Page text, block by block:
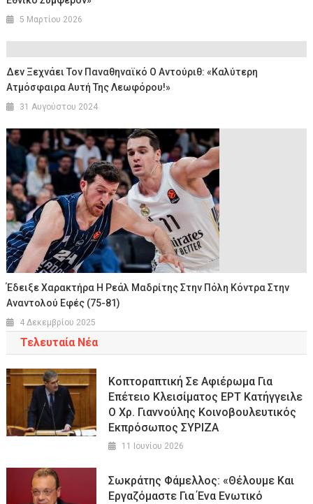
5 Μαρτίου 2026
Δεν Ξεχνάει Τον Παναθηναϊκό Ο Αντούριθ: «Καλύτερη
Ατμόσφαιρα Αυτή Της Λεωφόρου!»
31 Αυγούστου 2024
Έδειξε Χαρακτήρα Η Ρεάλ Μαδρίτης Στην Πόλη Κόντρα Στην
Αναντολού Εφές (75-81)
4 Δεκεμβρίου 2025
Τελευταία Νέα
Κοπτοραπτική Σε Αφιέρωμα Για
Επέτειο Κλεισίματος ΕΡΤ Κατήγγειλε
Ο Χρ. Γιαννούλης Κοινοβουλευτικός
Εκπρόσωπος ΣΥΡΙΖΑ
11 Ιουνίου 2026
Σωκράτης Φάμελλος: «Θέλουμε Και
Εργαζόμαστε Για Ένα Ενωτικό